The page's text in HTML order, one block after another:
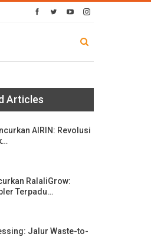
Articles
AIRIN: Revolusi
RalaliGrow:
Terpadu…
Jalur Waste-to-